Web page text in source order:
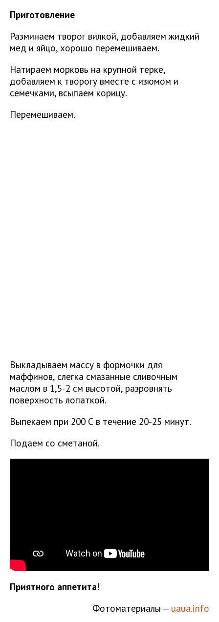
Приготовление
Разминаем творог вилкой, добавляем жидкий
мед и яйцо, хорошо перемешиваем.
Натираем морковь на крупной терке,
добавляем к творогу вместе с изюмом и
семечками, всыпаем корицу.
Перемешиваем.
Выкладываем массу в формочки для
маффинов, слегка смазанные сливочным
маслом в 1,5-2 см высотой, разровнять
поверхность лопаткой.
Выпекаем при 200 С в течение 20-25 минут.
Подаем со сметаной.
Приятного аппетита!
Фотоматериалы — uaua.info